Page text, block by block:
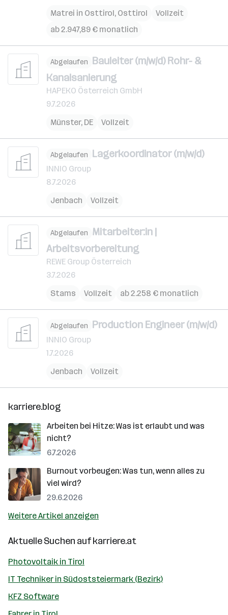
Matrei in Osttirol, Osttirol
Vollzeit
ab 2.947,89 € monatlich
Abgelaufen Bauleiter (m/w/d) Rohr- &
Kanalsanierung
HAPEKO Österreich GmbH
9.7.2026
Münster, DE Vollzeit
Abgelaufen Lagerkoordinator (m/w/d)
INNIO Group
8.7.2026
Jenbach
Vollzeit
Abgelaufen Mitarbeiter:in |
Arbeitsvorbereitung
REWE Group Österreich
3.7.2026
Stams
Vollzeit ab 2.258 € monatlich
Abgelaufen Production Engineer (m/w/d)
INNIO Group
1.7.2026
Jenbach
Vollzeit
karriere.blog
Arbeiten bei Hitze: Was ist erlaubt und was
nicht?
6.7.2026
Burnout vorbeugen: Was tun, wenn alles zu
viel wird?
29.6.2026
Weitere Artikel anzeigen
Aktuelle Suchen aufkarriere.at
Photovoltaik in Tirol
IT Techniker in Südoststeiermark (Bezirk)
KFZ Software